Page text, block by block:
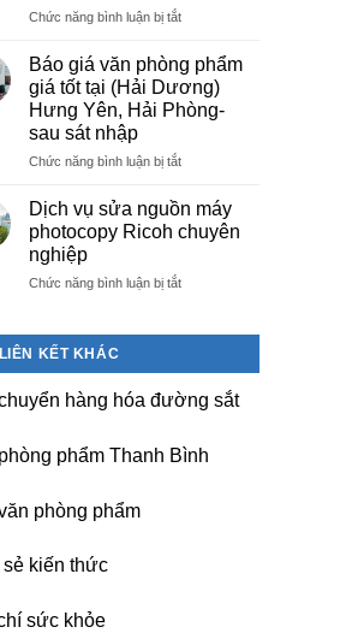
tài
cho
học
sinh,
sinh
văn
công
ty
chuyên
tại
KCN
Tam
Dương
Vĩnh
Chức năng bình luận bị tắtở
máy
photocopy
tại
Nam,
sau
sát
Báo giá văn phòng phẩm
giá tốt tại (Hải Dương)
Hưng Yên, Hải Phòng-
sau sát nhập
Chức năng bình luận bị tắtở
văn
phòng
giá
Yên,
Phòng-
sau
Dịch vụ sửa nguồn máy
photocopy Ricoh chuyên
nghiệp
Chức năng bình luận bị tắtở
photocopy
chuyên
nghiệp
LIÊN KẾT KHÁC
hàng hóa đường sắt
phẩm Thanh Bình
phòng phẩm
kiến thức
sức khỏe